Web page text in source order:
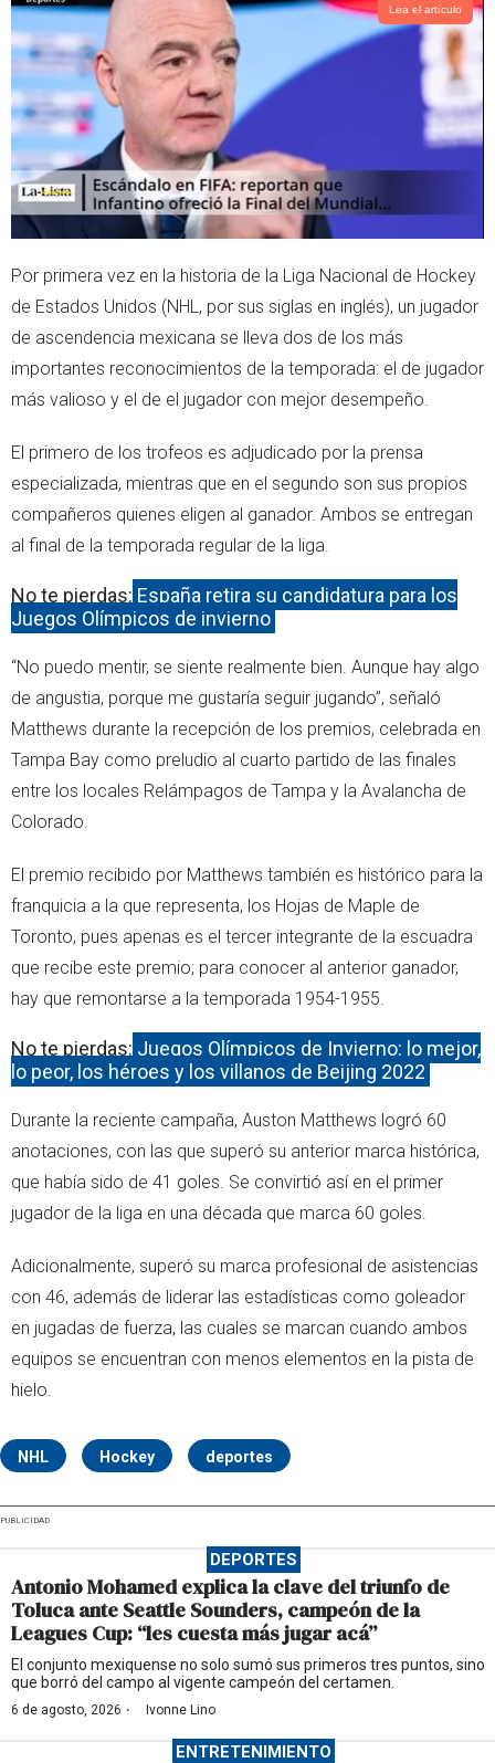
t
e
r
s
a
p
Lea el artículo
Por primera vez en la historia de la Liga Nacional de Hockey
de Estados Unidos (NHL, por sus siglas en inglés), un jugador
de ascendencia mexicana se lleva dos de los más
importantes reconocimientos de la temporada: el de jugador
más valioso y el de el jugador con mejor desempeño.
El primero de los trofeos es adjudicado por la prensa
especializada, mientras que en el segundo son sus propios
compañeros quienes eligen al ganador. Ambos se entregan
al final de la temporada regular de la liga.
No te pierdas: España retira su candidatura para los
Juegos Olímpicos de invierno
“No puedo mentir, se siente realmente bien. Aunque hay algo
de angustia, porque me gustaría seguir jugando”, señaló
Matthews durante la recepción de los premios, celebrada en
Tampa Bay como preludio al cuarto partido de las finales
entre los locales Relámpagos de Tampa y la Avalancha de
Colorado.
El premio recibido por Matthews también es histórico para la
franquicia a la que representa, los Hojas de Maple de
Toronto, pues apenas es el tercer integrante de la escuadra
que recibe este premio; para conocer al anterior ganador,
hay que remontarse a la temporada 1954-1955.
No te pierdas: Juegos Olímpicos de Invierno: lo mejor,
lo peor, los héroes y los villanos de Beijing 2022
Durante la reciente campaña, Auston Matthews logró 60
anotaciones, con las que superó su anterior marca histórica,
que había sido de 41 goles. Se convirtió así en el primer
jugador de la liga en una década que marca 60 goles.
Adicionalmente, superó su marca profesional de asistencias
con 46, además de liderar las estadísticas como goleador
en jugadas de fuerza, las cuales se marcan cuando ambos
equipos se encuentran con menos elementos en la pista de
hielo.
NHL Hockey deportes
PUBLICIDAD
DEPORTES
Antonio Mohamed explica la clave del triunfo de
Toluca ante Seattle Sounders, campeón de la
Leagues Cup: “les cuesta más jugar acá”
El conjunto mexiquense no solo sumó sus primeros tres puntos, sino
que borró del campo al vigente campeón del certamen.
6 de agosto, 2026 · Ivonne Lino
ENTRETENIMIENTO